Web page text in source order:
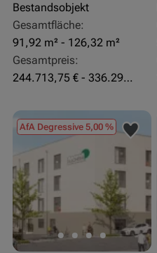
Bestandsobjekt
Gesamtfläche:
91,92 m² - 126,32 m²
Gesamtpreis:
244.713,75 € - 336.292 €
AfA Degressive 5,00 %